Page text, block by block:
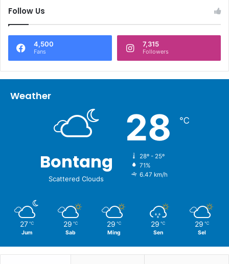
Follow Us
4,500
Fans
7,315
Followers
Weather
Bontang
Scattered Clouds
28 ℃
28º - 25º
71%
6.47 km/h
27 ℃
Jum
29 ℃
Sab
29 ℃
Ming
29 ℃
Sen
29 ℃
Sel